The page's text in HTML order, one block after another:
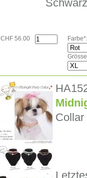
CHF 56.00 Farbe*:
Collar